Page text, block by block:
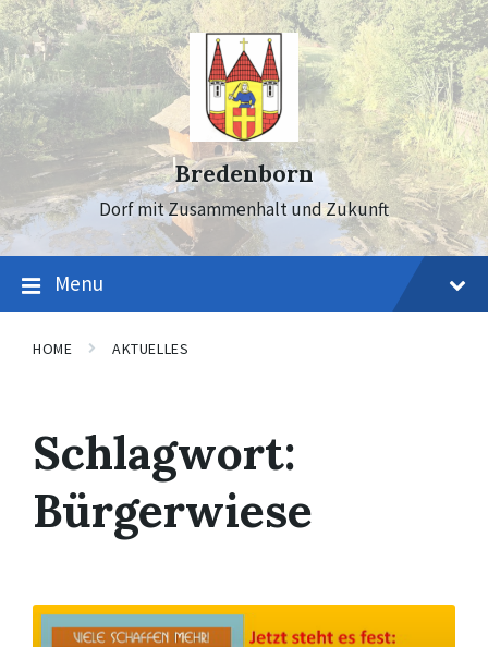
Skip
to
content
Skip
to
main
navigation
Skip
to
footer
Bredenborn
Dorf mit Zusammenhalt und Zukunft
Menu
HOME AKTUELLES
Schlagwort:
Bürgerwiese
Mehr
erfahren